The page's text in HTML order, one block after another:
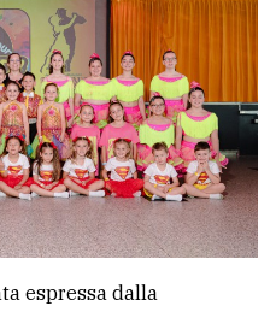
espressa dalla